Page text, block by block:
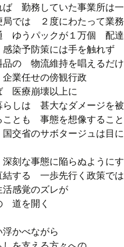
ば 勤務していた事業所は
局では ２度にわたって業
ゆうパックが１万個 配達
染予防策には手を触れず
品の 物流維持を唱えるだ
業任せの傍観行政
医療崩壊以上に
らしは 甚大なダメージを
ことも 事態を想像するこ
交省のサボタージュは目
刻な事態に陥らぬように
結する 一歩先行く政策で
感覚のズレが
道を開く
かべながら